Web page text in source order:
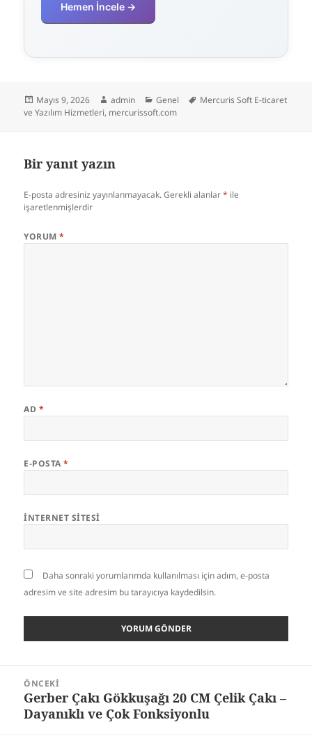
Hemen İncele →
Yayın
tarihi
Mayıs 9, 2026 Yazar
admin Kategoriler
Genel Etiketler
Mercuris Soft E-ticaret
ve Yazılım Hizmetleri, mercurissoft.com
Bir yanıt yazın
E-posta adresiniz yayınlanmayacak. Gerekli alanlar* ile
işaretlenmişlerdir
YORUM*
AD *
E-POSTA*
İNTERNET SITESI
Daha sonraki yorumlarımda kullanılması için adım, e-posta
adresim ve site adresim bu tarayıcıya kaydedilsin.
gezinmesi
ÖNCEKI
Önceki
yazı:
Gerber Çakı Gökkuşağı 20 CM Çelik Çakı –
Dayanıklı ve Çok Fonksiyonlu